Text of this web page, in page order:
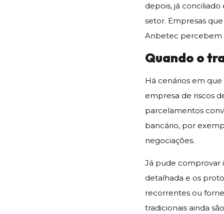
depois, já
setor. Empresas
Anbetec percebem
Quando o
Há cenários em
empresa de riscos
parcelamentos
bancário, por
negociações.
Já pude comprovar
detalhada e os
recorrentes ou
tradicionais ainda